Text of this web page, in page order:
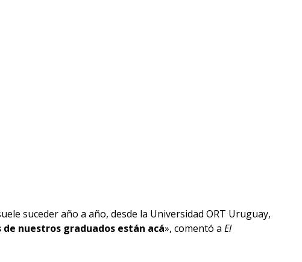
suceder año a año, desde la Universidad ORT Uruguay,
de nuestros graduados están acá», comentó a El